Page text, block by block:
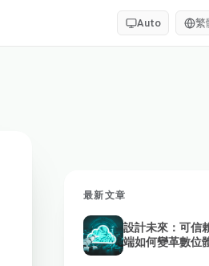
Auto 繁
最新文章
設計未來：可信
端如何變革數位